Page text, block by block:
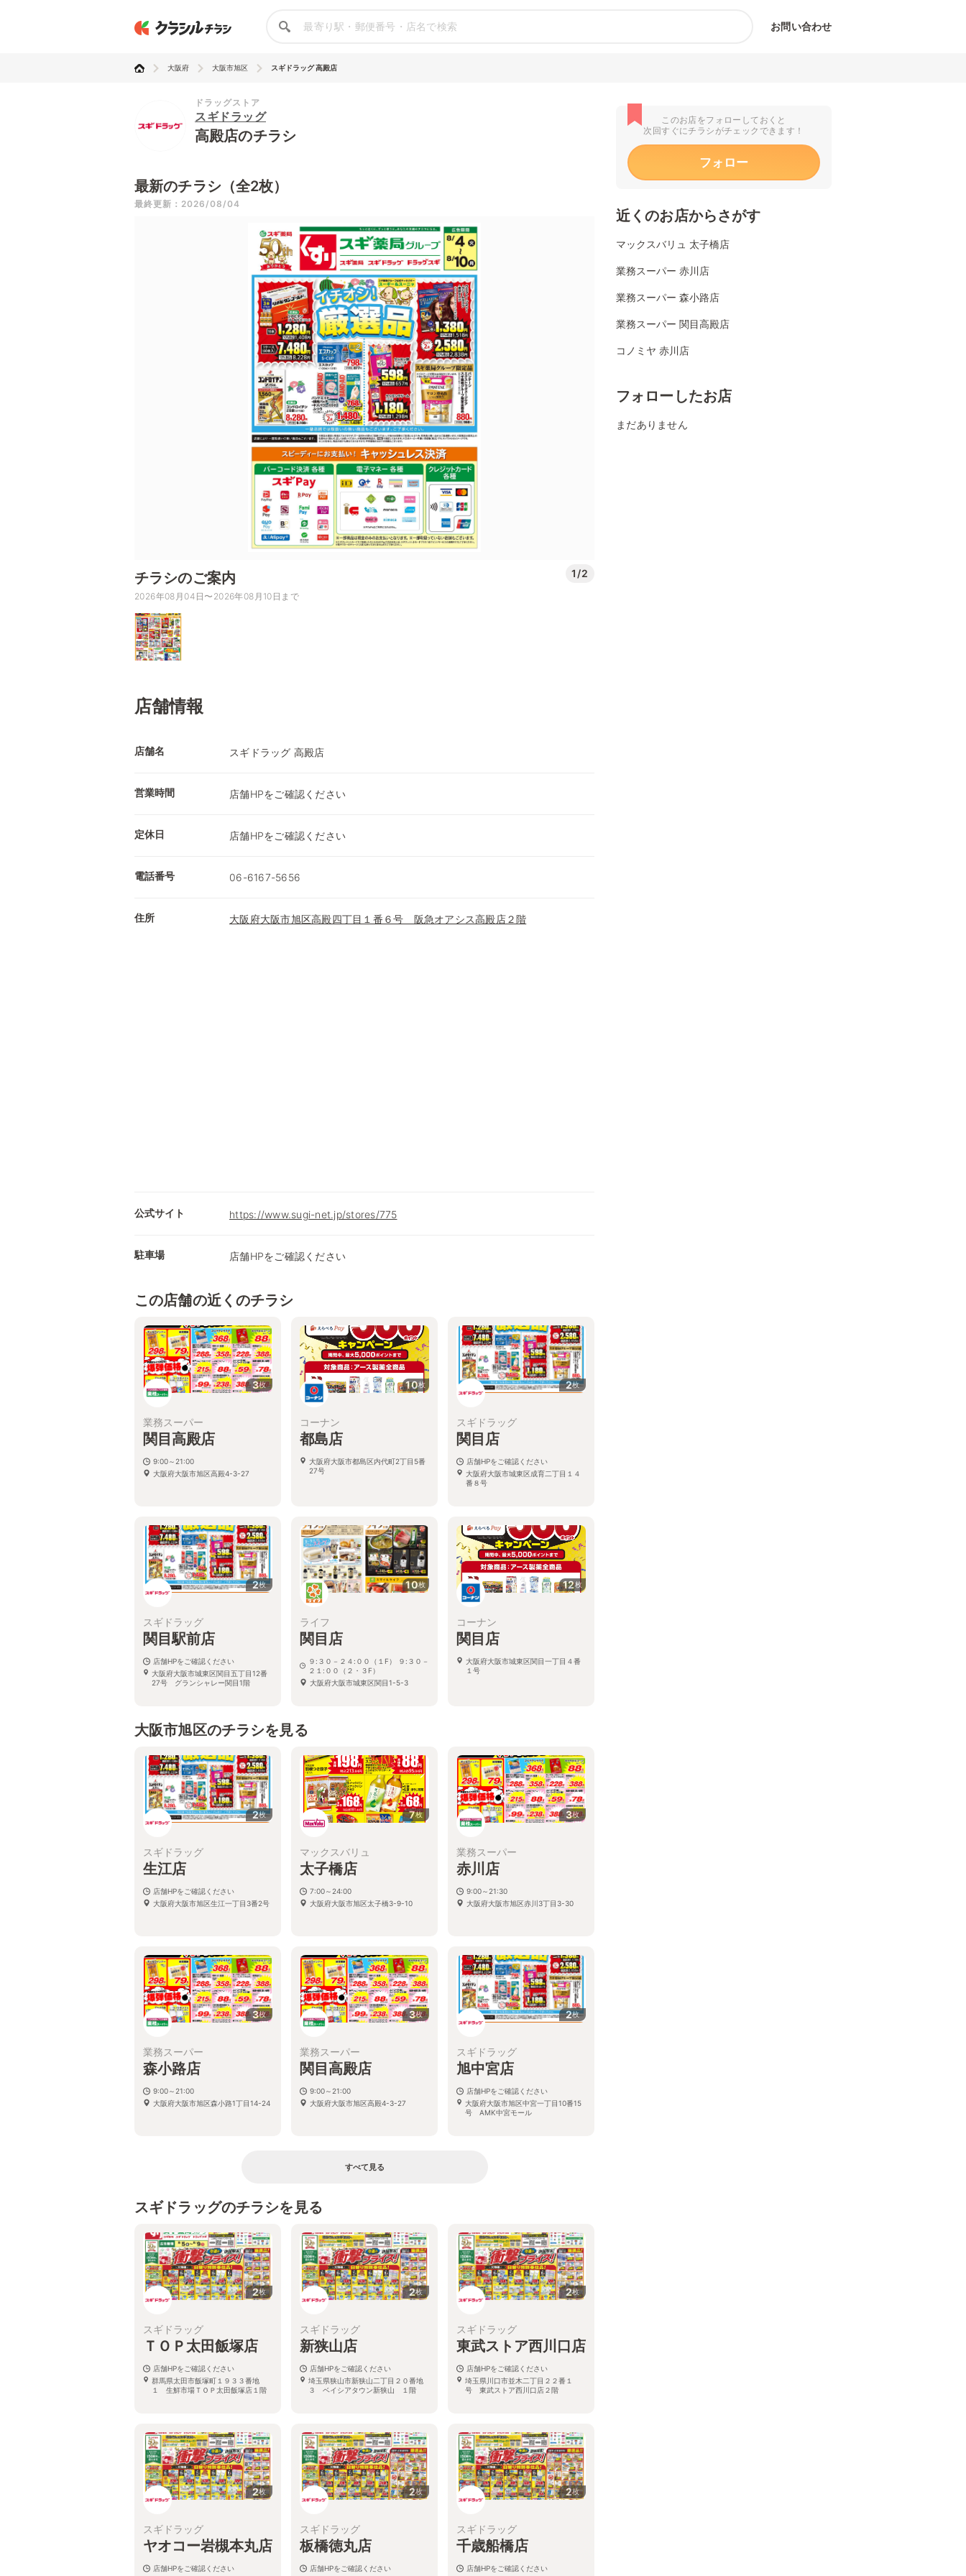
お問い合わせ
大阪府 大阪市旭区 スギドラッグ 高殿店
ドラッグストア
スギドラッグ
高殿店のチラシ
最新のチラシ（全2枚）
最終更新：2026/08/04
チラシのご案内 1/2
2026年08月04日〜2026年08月10日まで
店舗情報
店舗名 スギドラッグ 高殿店
営業時間 店舗HPをご確認ください
定休日 店舗HPをご確認ください
電話番号 06-6167-5656
住所 大阪府大阪市旭区高殿四丁目１番６号 阪急オアシス高殿店２階
公式サイト https://www.sugi-net.jp/stores/775
駐車場 店舗HPをご確認ください
この店舗の近くのチラシ
3枚
業務スーパー
関目高殿店
9:00～21:00
大阪府大阪市旭区高殿4-3-27
10枚
コーナン
都島店
大阪府大阪市都島区内代町2丁目5番
27号
2枚
スギドラッグ
関目店
店舗HPをご確認ください
大阪府大阪市城東区成育二丁目１４
番８号
2枚
スギドラッグ
関目駅前店
店舗HPをご確認ください
大阪府大阪市城東区関目五丁目12番
27号 グランシャレー関目1階
10枚
ライフ
関目店
９:３０－２４:００（１F） ９:３０－
２１:００（２・３F）
大阪府大阪市城東区関目1-5-3
12枚
コーナン
関目店
大阪府大阪市城東区関目一丁目４番
１号
大阪市旭区のチラシを見る
2枚
スギドラッグ
生江店
店舗HPをご確認ください
大阪府大阪市旭区生江一丁目3番2号
7枚
マックスバリュ
太子橋店
7:00～24:00
大阪府大阪市旭区太子橋3-9-10
3枚
業務スーパー
赤川店
9:00～21:30
大阪府大阪市旭区赤川3丁目3-30
3枚
業務スーパー
森小路店
9:00～21:00
大阪府大阪市旭区森小路1丁目14-24
3枚
業務スーパー
関目高殿店
9:00～21:00
大阪府大阪市旭区高殿4-3-27
2枚
スギドラッグ
旭中宮店
店舗HPをご確認ください
大阪府大阪市旭区中宮一丁目10番15
号 AMK中宮モール
すべて見る
スギドラッグのチラシを見る
2枚
スギドラッグ
ＴＯＰ太田飯塚店
店舗HPをご確認ください
群馬県太田市飯塚町１９３３番地
１ 生鮮市場ＴＯＰ太田飯塚店１階
2枚
スギドラッグ
新狭山店
店舗HPをご確認ください
埼玉県狭山市新狭山二丁目２０番地
３ ベイシアタウン新狭山 １階
2枚
スギドラッグ
東武ストア西川口店
店舗HPをご確認ください
埼玉県川口市並木二丁目２２番１
号 東武ストア西川口店２階
2枚
スギドラッグ
ヤオコー岩槻本丸店
店舗HPをご確認ください
2枚
スギドラッグ
板橋徳丸店
店舗HPをご確認ください
2枚
スギドラッグ
千歳船橋店
店舗HPをご確認ください
このお店をフォローしておくと
次回すぐにチラシがチェックできます！
フォロー
近くのお店からさがす
マックスバリュ 太子橋店
業務スーパー 赤川店
業務スーパー 森小路店
業務スーパー 関目高殿店
コノミヤ 赤川店
フォローしたお店
まだありません